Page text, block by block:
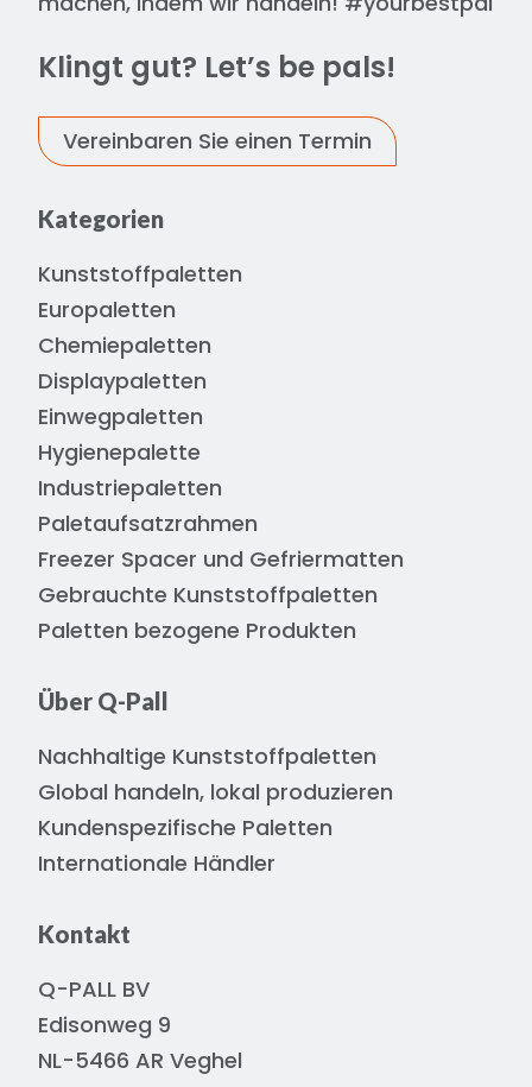
Klingt gut? Let’s be pals!
Vereinbaren Sie einen Termin
Kategorien
Kunststoffpaletten
Europaletten
Chemiepaletten
Displaypaletten
Einwegpaletten
Hygienepalette
Industriepaletten
Paletaufsatzrahmen
Freezer Spacer und Gefriermatten
Gebrauchte Kunststoffpaletten
Paletten bezogene Produkten
Über Q-Pall
Nachhaltige Kunststoffpaletten
Global handeln, lokal produzieren
Kundenspezifische Paletten
Internationale Händler
Kontakt
Q-PALL BV
Edisonweg 9
NL-5466 AR Veghel